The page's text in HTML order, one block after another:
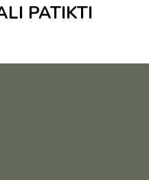
PATIKTI